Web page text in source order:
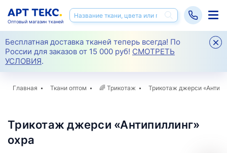
Бесплатная доставка тканей теперь всегда! По
России для заказов от 15 000 руб! СМОТРЕТЬ
УСЛОВИЯ.
Оптовый магазин тканей
Главная Ткани оптом 🌈 Трикотаж Трикотаж джерси
Трикотаж джерси «Антипиллинг»
охра